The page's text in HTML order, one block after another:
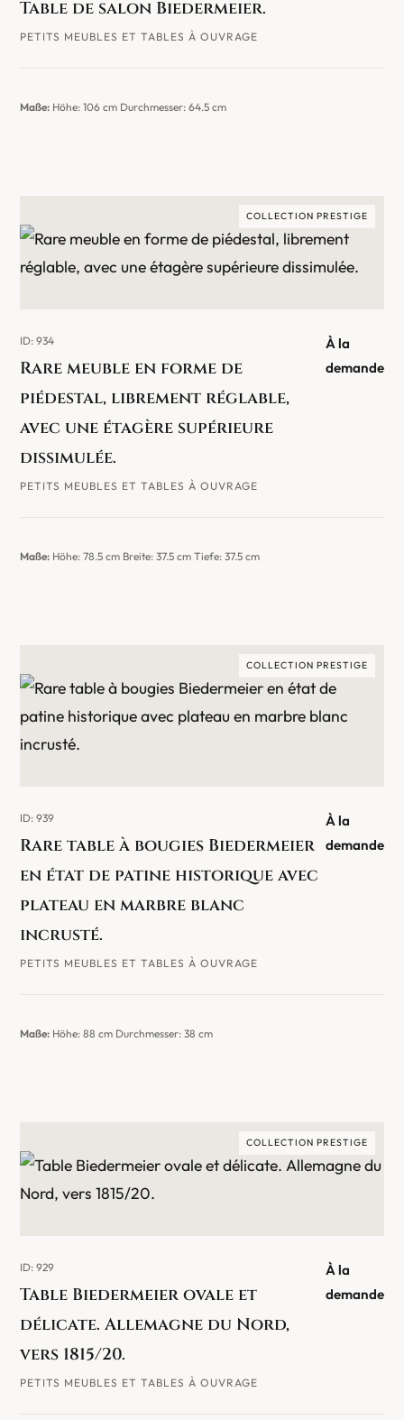
Table de salon Biedermeier.
PETITS MEUBLES ET TABLES À OUVRAGE
Maße: Höhe: 106 cm Durchmesser: 64.5 cm
COLLECTION PRESTIGE
ID: 934
Rare meuble en forme de
piédestal, librement réglable,
avec une étagère supérieure
dissimulée.
PETITS MEUBLES ET TABLES À OUVRAGE
À la
demande
Maße: Höhe: 78.5 cm Breite: 37.5 cm Tiefe: 37.5 cm
COLLECTION PRESTIGE
ID: 939
Rare table à bougies Biedermeier
en état de patine historique avec
plateau en marbre blanc
incrusté.
PETITS MEUBLES ET TABLES À OUVRAGE
À la
demande
Maße: Höhe: 88 cm Durchmesser: 38 cm
COLLECTION PRESTIGE
ID: 929
Table Biedermeier ovale et
délicate. Allemagne du Nord,
vers 1815/20.
PETITS MEUBLES ET TABLES À OUVRAGE
À la
demande